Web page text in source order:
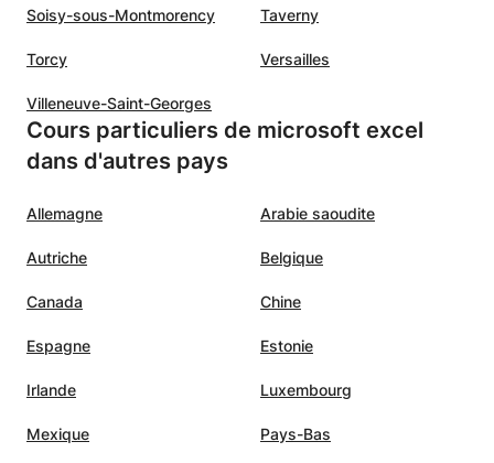
Soisy-sous-Montmorency Taverny
Torcy Versailles
Villeneuve-Saint-Georges
Cours particuliers de microsoft excel
dans d'autres pays
Allemagne Arabie saoudite
Autriche Belgique
Canada Chine
Espagne Estonie
Irlande Luxembourg
Mexique Pays-Bas